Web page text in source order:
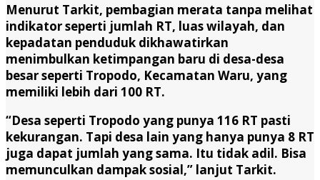
Menurut Tarkit, pembagian merata tanpa melihat
indikator seperti jumlah RT, luas wilayah, dan
kepadatan penduduk dikhawatirkan
menimbulkan ketimpangan baru di desa-desa
besar seperti Tropodo, Kecamatan Waru, yang
memiliki lebih dari 100 RT.
“Desa seperti Tropodo yang punya 116 RT pasti
kekurangan. Tapi desa lain yang hanya punya 8 RT
juga dapat jumlah yang sama. Itu tidak adil. Bisa
memunculkan dampak sosial,” lanjut Tarkit.